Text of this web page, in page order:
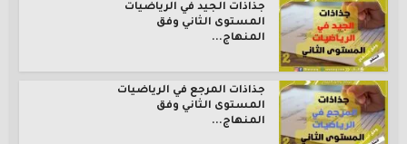
جذاذات الجيد في الرياضيات
المستوى الثاني وفق
المنهاج...
جذاذات المرجع في الرياضيات
المستوى الثاني وفق
المنهاج...